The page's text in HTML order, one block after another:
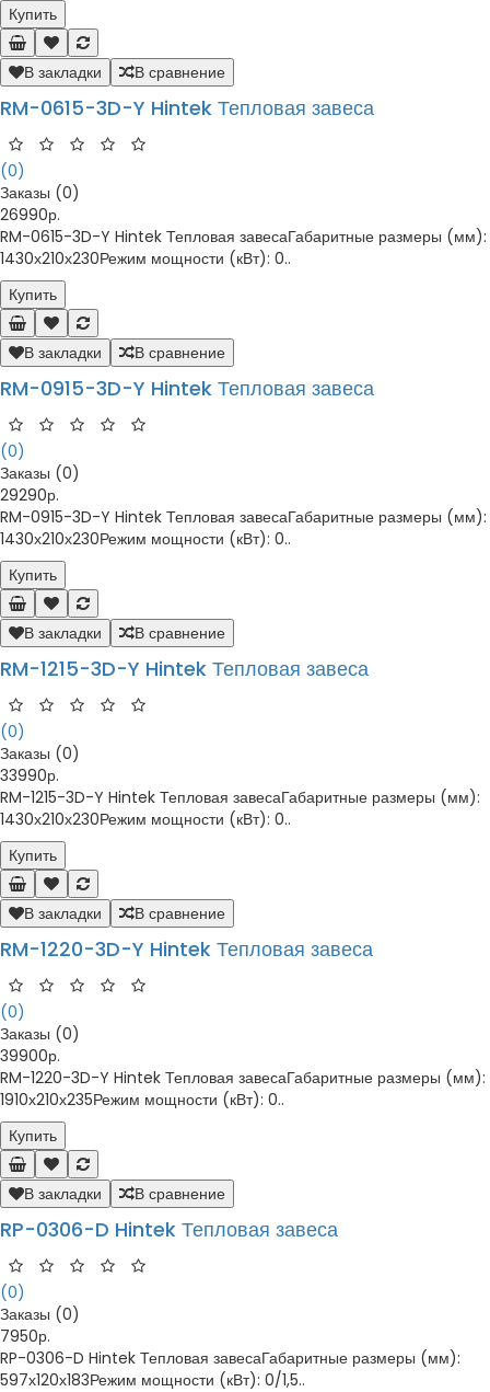
Купить
В закладки В сравнение
RM-0615-3D-Y Hintek Тепловая завеса
(0)
Заказы (0)
26990р.
RM-0615-3D-Y Hintek Тепловая завесаГабаритные размеры (мм):
1430х210х230Режим мощности (кВт): 0..
Купить
В закладки В сравнение
RM-0915-3D-Y Hintek Тепловая завеса
(0)
Заказы (0)
29290р.
RM-0915-3D-Y Hintek Тепловая завесаГабаритные размеры (мм):
1430х210х230Режим мощности (кВт): 0..
Купить
В закладки В сравнение
RM-1215-3D-Y Hintek Тепловая завеса
(0)
Заказы (0)
33990р.
RM-1215-3D-Y Hintek Тепловая завесаГабаритные размеры (мм):
1430х210х230Режим мощности (кВт): 0..
Купить
В закладки В сравнение
RM-1220-3D-Y Hintek Тепловая завеса
(0)
Заказы (0)
39900р.
RM-1220-3D-Y Hintek Тепловая завесаГабаритные размеры (мм):
1910х210х235Режим мощности (кВт): 0..
Купить
В закладки В сравнение
RP-0306-D Hintek Тепловая завеса
(0)
Заказы (0)
7950р.
RP-0306-D Hintek Тепловая завесаГабаритные размеры (мм):
597х120х183Режим мощности (кВт): 0/1,5..